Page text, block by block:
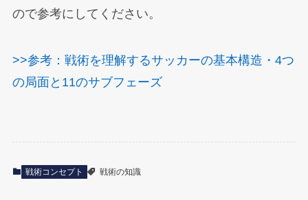
ので参考にしてください。
>>参考：戦術を理解するサッカーの基本構造・4つ
の局面と11のサブフェーズ
戦術コンセプト 戦術の知識